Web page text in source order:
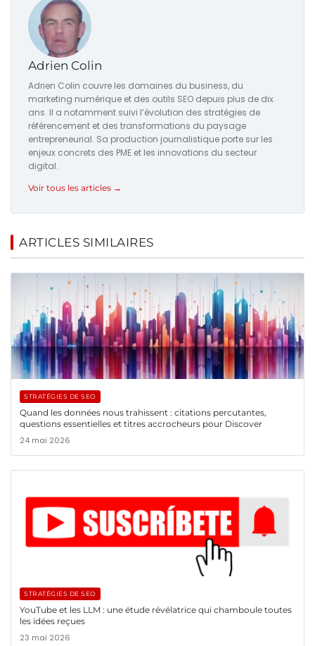
Adrien Colin
Adrien Colin couvre les domaines du business, du
marketing numérique et des outils SEO depuis plus de dix
ans. Il a notamment suivi l’évolution des stratégies de
référencement et des transformations du paysage
entrepreneurial. Sa production journalistique porte sur les
enjeux concrets des PME et les innovations du secteur
digital.
Voir tous les articles →
ARTICLES SIMILAIRES
STRATÉGIES DE SEO
Quand les données nous trahissent : citations percutantes,
questions essentielles et titres accrocheurs pour Discover
24 mai 2026
STRATÉGIES DE SEO
YouTube et les LLM : une étude révélatrice qui chamboule toutes
les idées reçues
23 mai 2026